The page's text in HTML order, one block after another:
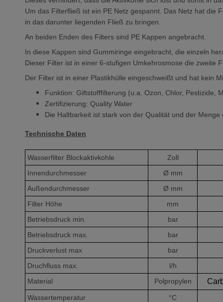
Um das Filterfließ ist ein PE Netz gespannt. Das Netz hat die
in das darunter liegenden Fließ zu bringen.
An beiden Enden des Filters sind PE Kappen angebracht.
In diese Kappen sind Gummiringe eingebracht, die einzeln
Dieser Filter ist in einer 6-stufigen Umkehrosmose die zweite
Der Filter ist in einer Plastikhülle eingeschweißt und hat kein
Funktion: Giftstofffilterung (u.a. Ozon, Chlor, Pestizide,
Zertifizierung: Quality Water
Die Haltbarkeit ist stark von der Qualität und der
Technische Daten
Wasserfilter Blockaktivkohle Zoll
Innendurchmesser
Ø mm
Außendurchmesser
Ø mm
Filter Höhe
mm
Betriebsdruck min.
bar
Betriebsdruck max.
bar
Druckverlust max
bar
Druchfluss max.
l/h
Material
Polpropylen
Wassertemperatur °C